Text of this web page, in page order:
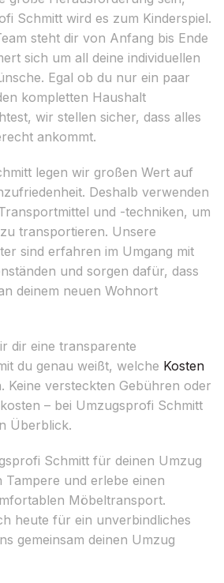
Schmitt wird es zum Kinderspiel.
steht dir von Anfang bis Ende
sich um all deine individuellen
Egal ob du nur ein paar
kompletten Haushalt
wir stellen sicher, dass alles
ankommt.
legen wir großen Wert auf
Deshalb verwenden
und -techniken, um
transportieren. Unsere
sind erfahren im Umgang mit
und sorgen dafür, dass
deinem neuen Wohnort
dir eine transparente
du genau weißt, welche Kosten
Keine versteckten Gebühren oder
– bei Umzugsprofi Schmitt
Überblick.
Schmitt für deinen Umzug
und erlebe einen
Möbeltransport.
heute für ein unverbindliches
gemeinsam deinen Umzug